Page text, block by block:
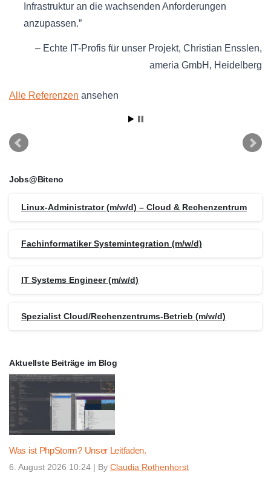
Infrastruktur an die wachsenden Anforderungen
anzupassen.
Echte IT-Profis für unser Projekt Christian Ensslen
ameria GmbH
Heidelberg
Alle Referenzen ansehen
Jobs@Biteno
Linux-Administrator (m/w/d) – Cloud & Rechenzentrum
Fachinformatiker Systemintegration (m/w/d)
IT Systems Engineer (m/w/d)
Spezialist Cloud/Rechenzentrums-Betrieb (m/w/d)
Aktuellste Beiträge im Blog
Was ist PhpStorm? Unser Leitfaden.
6. August 2026 10:24 | By Claudia Rothenhorst